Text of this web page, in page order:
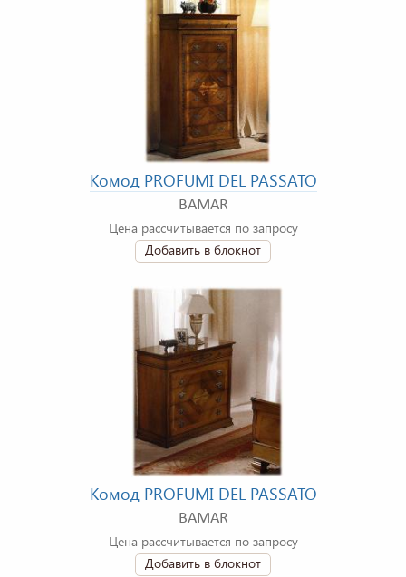
Комод PROFUMI DEL PASSATO
BAMAR
Цена рассчитывается по запросу
Добавить в блокнот
Комод PROFUMI DEL PASSATO
BAMAR
Цена рассчитывается по запросу
Добавить в блокнот